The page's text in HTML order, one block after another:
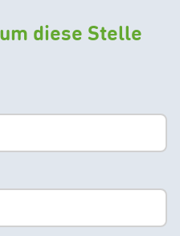
diese Stelle